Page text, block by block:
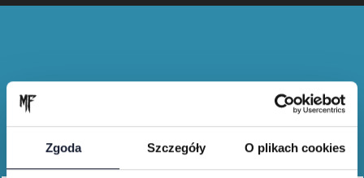
Zgoda Szczegóły O plikach cookies
Merch shop